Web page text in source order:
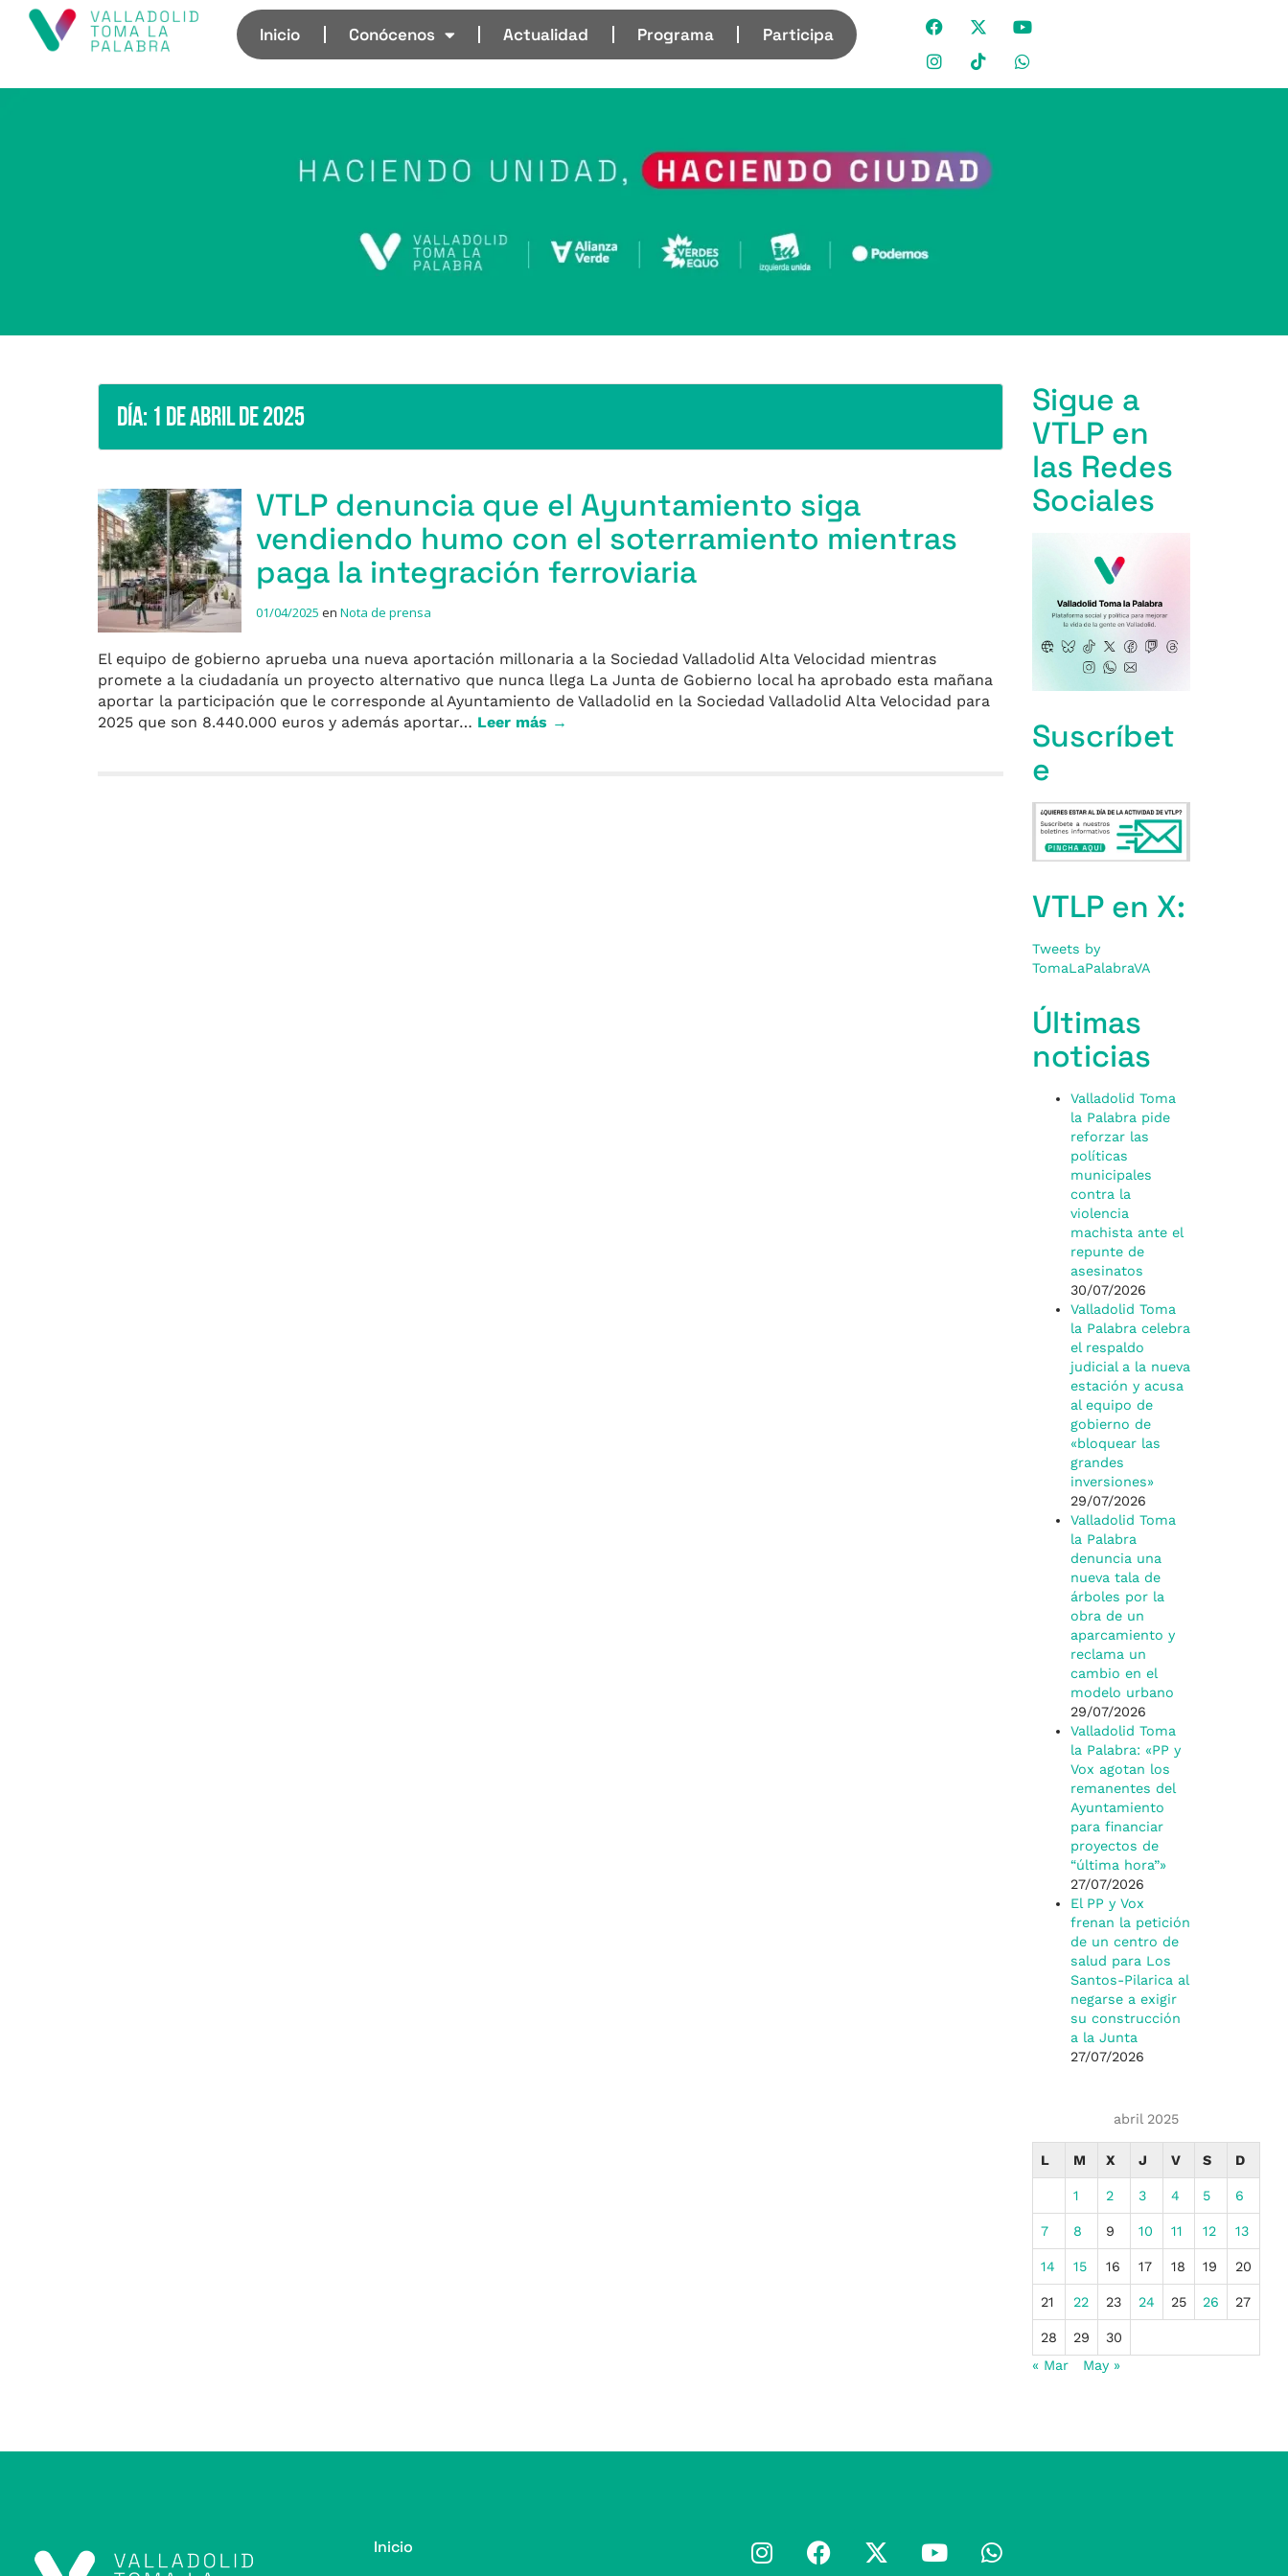
Inicio Conócenos Actualidad Programa Participa
Día: 1 de abril de 2025
VTLP denuncia que el Ayuntamiento siga
vendiendo humo con el soterramiento mientras
paga la integración ferroviaria
01/04/2025 en Nota de prensa
El equipo de gobierno aprueba una nueva aportación millonaria a la Sociedad Valladolid Alta Velocidad mientras
promete a la ciudadanía un proyecto alternativo que nunca llega La Junta de Gobierno local ha aprobado esta mañana
aportar la participación que le corresponde al Ayuntamiento de Valladolid en la Sociedad Valladolid Alta Velocidad para
2025 que son 8.440.000 euros y además aportar… Leer más →
Sigue a
VTLP en
las Redes
Sociales
Suscríbet
e
VTLP en X:
Tweets by
TomaLaPalabraVA
Últimas
noticias
Valladolid Toma
la Palabra pide
reforzar las
políticas
municipales
contra la
violencia
machista ante el
repunte de
asesinatos
30/07/2026
Valladolid Toma
la Palabra celebra
el respaldo
judicial a la nueva
estación y acusa
al equipo de
gobierno de
«bloquear las
grandes
inversiones»
29/07/2026
Valladolid Toma
la Palabra
denuncia una
nueva tala de
árboles por la
obra de un
aparcamiento y
reclama un
cambio en el
modelo urbano
29/07/2026
Valladolid Toma
la Palabra: «PP y
Vox agotan los
remanentes del
Ayuntamiento
para financiar
proyectos de
“última hora”»
27/07/2026
El PP y Vox
frenan la petición
de un centro de
salud para Los
Santos-Pilarica al
negarse a exigir
su construcción
a la Junta
27/07/2026
abril 2025
L M X J V S D
1 2 3 4 5 6
7 8 9 10 11 12 13
14 15 16 17 18 19 20
21 22 23 24 25 26 27
28 29
30
« Mar
May »
Inicio